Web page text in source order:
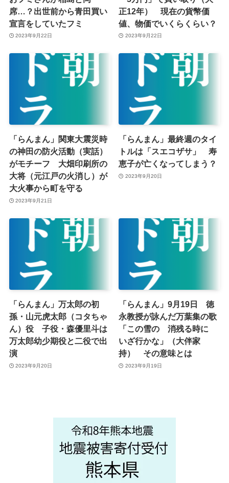
席…？出世前から青田買い
宣言をしていたフミ
2023年9月22日
正12年） 現在の貨幣価
値、物価でいくらくらい？
2023年9月22日
「らんまん」関東大震災時
の神田の防火活動（実話）
がモチーフ 大畑印刷所の
大将（元江戸の火消し）が
大火事から町を守る
2023年9月21日
「らんまん」最終週のタイ
トルは「スエコザサ」 寿
恵子が亡くなってしまう？
2023年9月20日
「らんまん」万太郎の初
孫・山元虎太郎（コタちゃ
ん）役 子役・森優里斗は
万太郎幼少期役と二役で出
演
2023年9月20日
「らんまん」9月19日 徳
永教授が詠んだ万葉集の歌
「この雪の 消残る時に
いざ行かな」（大伴家
持） その意味とは
2023年9月19日